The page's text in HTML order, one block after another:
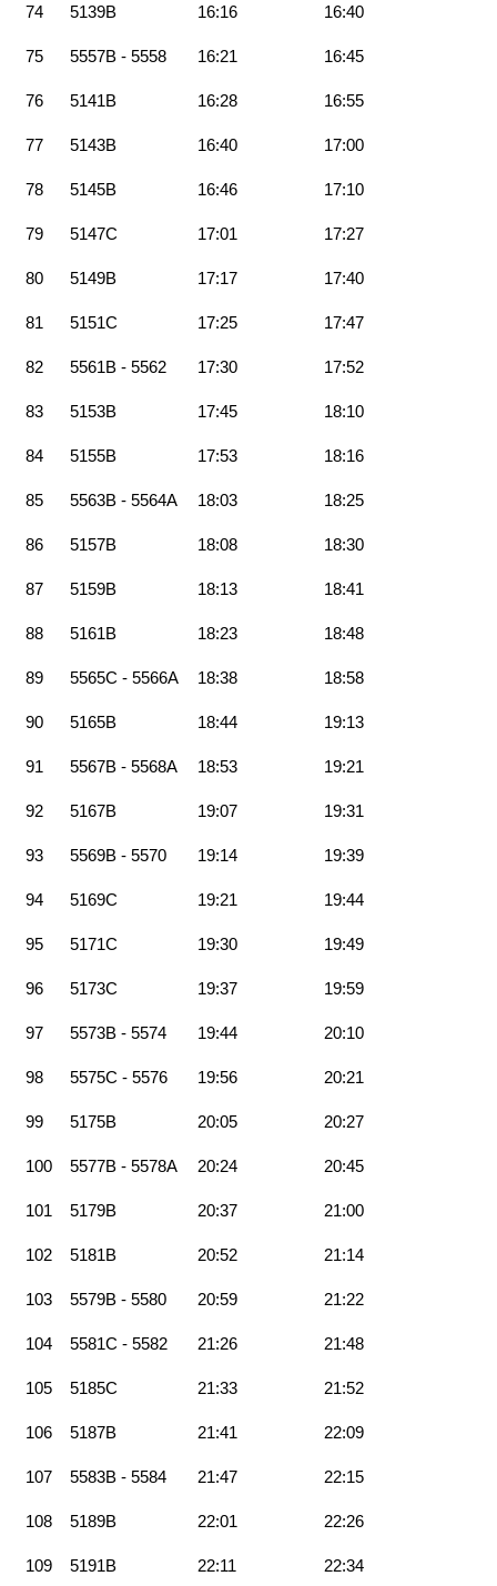
74 5139B 16:16 16:40
75 5557B - 5558 16:21 16:45
76 5141B 16:28 16:55
77 5143B 16:40 17:00
78 5145B 16:46 17:10
79 5147C 17:01 17:27
80 5149B 17:17 17:40
81 5151C 17:25 17:47
82 5561B - 5562 17:30 17:52
83 5153B 17:45 18:10
84 5155B 17:53 18:16
85 5563B - 5564A 18:03 18:25
86 5157B 18:08 18:30
87 5159B 18:13 18:41
88 5161B 18:23 18:48
89 5565C - 5566A 18:38 18:58
90 5165B 18:44 19:13
91 5567B - 5568A 18:53 19:21
92 5167B 19:07 19:31
93 5569B - 5570 19:14 19:39
94 5169C 19:21 19:44
95 5171C 19:30 19:49
96 5173C 19:37 19:59
97 5573B - 5574 19:44 20:10
98 5575C - 5576 19:56 20:21
99 5175B 20:05 20:27
100 5577B - 5578A 20:24 20:45
101 5179B 20:37 21:00
102 5181B 20:52 21:14
103 5579B - 5580 20:59 21:22
104 5581C - 5582 21:26 21:48
105 5185C 21:33 21:52
106 5187B 21:41 22:09
107 5583B - 5584 21:47 22:15
108 5189B 22:01 22:26
109 5191B 22:11 22:34